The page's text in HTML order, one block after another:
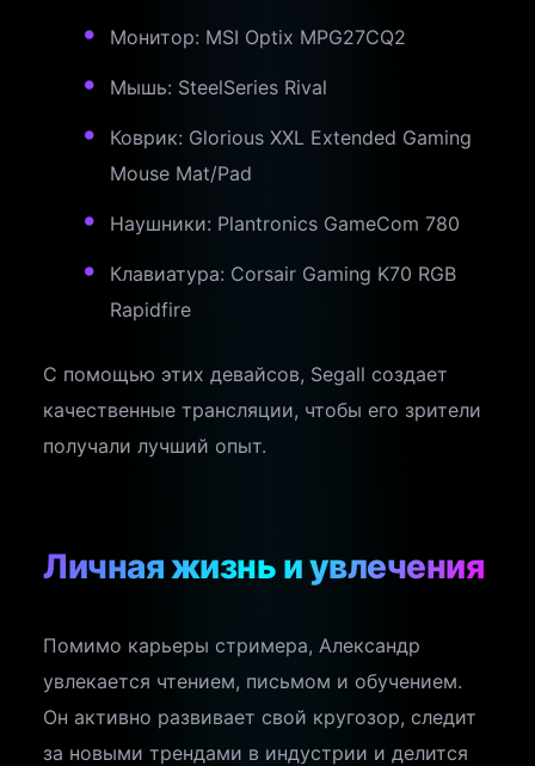
Монитор: MSI Optix MPG27CQ2
Мышь: SteelSeries Rival
Коврик: Glorious XXL Extended Gaming
Mouse Mat/Pad
Наушники: Plantronics GameCom 780
Клавиатура: Corsair Gaming K70 RGB
Rapidfire
С помощью этих девайсов, Segall создает
качественные трансляции, чтобы его зрители
получали лучший опыт.
Личная жизнь и увлечения
Помимо карьеры стримера, Александр
увлекается чтением, письмом и обучением.
Он активно развивает свой кругозор, следит
за новыми трендами в индустрии и делится